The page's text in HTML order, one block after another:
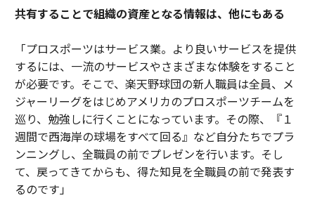
共有することで組織の資産となる情報は、他にもある
「プロスポーツはサービス業。より良いサービスを提供
するには、一流のサービスやさまざまな体験をすること
が必要です。そこで、楽天野球団の新人職員は全員、メ
ジャーリーグをはじめアメリカのプロスポーツチームを
巡り、勉強しに行くことになっています。その際、『１
週間で西海岸の球場をすべて回る』など自分たちでプラ
ンニングし、全職員の前でプレゼンを行います。そし
て、戻ってきてからも、得た知見を全職員の前で発表す
るのです」